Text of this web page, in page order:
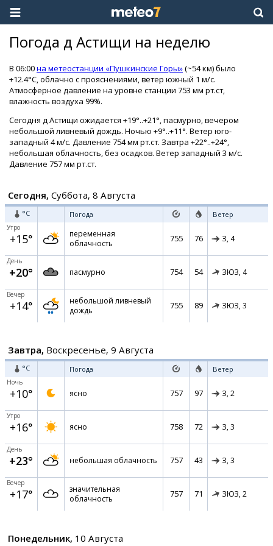
Погода д Астищи на неделю
В 06:00на метеостанции «Пушкинские Горы»(~54 км) было
+12.4°C, облачно с прояснениями, ветер южный 1 м/с.
Атмосферное давление на уровне станции 753 мм рт.ст,
влажность воздуха 99%.
Сегодня д Астищи ожидается +19°..+21°, пасмурно, вечером
небольшой ливневый дождь. Ночью +9°..+11°. Ветер юго-
западный 4 м/с. Давление 754 мм рт.ст. Завтра +22°..+24°,
небольшая облачность, без осадков. Ветер западный 3 м/с.
Давление 757 мм рт.ст.
Сегодня, Суббота, 8 Августа
°C Погода Ветер
Утро
+15°
переменная
облачность
755 76 З, 4
День
+20° пасмурно 754 54 ЗЮЗ, 4
Вечер
+14°
небольшой ливневый
дождь
755 89 ЗЮЗ, 3
Завтра, Воскресенье, 9 Августа
°C Погода Ветер
Ночь
+10° ясно 757 97 З, 2
Утро
+16° ясно 758 72 З, 3
День
+23° небольшая облачность 757 43 З, 3
Вечер
+17°
значительная
облачность
757 71 ЗЮЗ, 2
Понедельник, 10 Августа